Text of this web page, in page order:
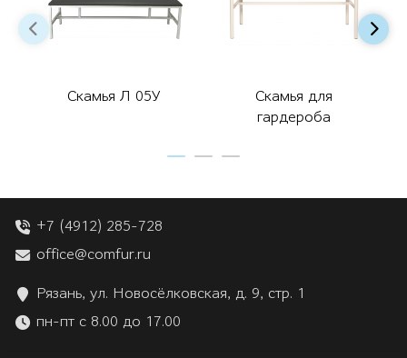
Скамья Л 05У
Скамья для
гардероба
+7 (4912) 285-728
office@comfur.ru
Рязань, ул. Новосёлковская, д. 9, стр. 1
пн-пт с 8.00 до 17.00